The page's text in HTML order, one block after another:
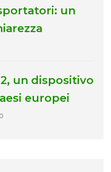
un
un dispositivo
europei